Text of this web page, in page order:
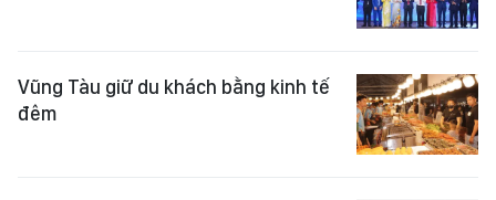
Vũng Tàu giữ du khách bằng kinh tế
đêm